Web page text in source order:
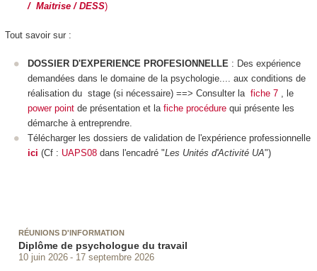
/ Maitrise / DESS)
Tout savoir sur :
DOSSIER D'EXPERIENCE PROFESIONNELLE : Des expérience
demandées dans le domaine de la psychologie.... aux conditions de
réalisation du stage (si nécessaire) ==> Consulter la fiche 7 , le
power point de présentation et la fiche procédure qui présente les
démarche à entreprendre.
Télécharger les dossiers de validation de l'expérience professionnelle
ici (Cf : UAPS08 dans l'encadré "Les Unités d'Activité UA")
RÉUNIONS D'INFORMATION
Diplôme de psychologue du travail
10 juin 2026
17 septembre 2026